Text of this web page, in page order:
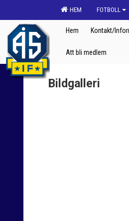
HEM FOTBOLL
Hem Kontakt/
Att bli medlem
Bildgalleri